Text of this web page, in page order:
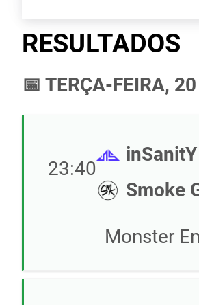
RESULTADOS
📅 TERÇA-FEIRA,
23:40
Smoke
Monster